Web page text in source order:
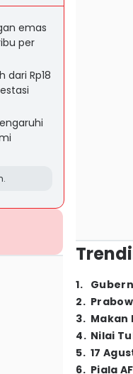
emas
per
Rp18
1.
2.
3. Makan
4. Nilai
5. 17
6. Piala